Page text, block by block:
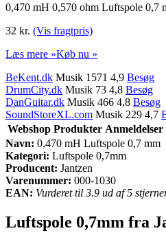
0,470 mH 0,570 ohm Luftspole 0,7
32 kr. (Vis fragtpris)
Læs mere »Køb nu »
BeKent.dk Musik 1571 4,9 Besøg
DrumCity.dk Musik 73 4,8 Besøg
DanGuitar.dk Musik 466 4,8 Besøg
SoundStoreXL.com Musik 229 4,7
Webshop Produkter Anmeldelser
Navn: 0,470 mH Luftspole 0,7 mm
Kategori: Luftspole 0,7mm
Producent: Jantzen
Varenummer: 000-1030
EAN: Vurderet til 3.9 ud af 5
Luftspole 0,7mm fra